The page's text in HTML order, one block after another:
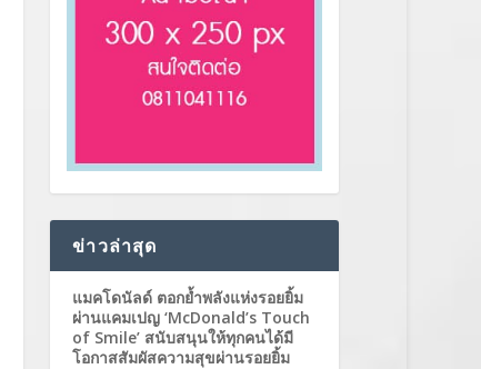
ข่าวล่าสุด
แมคโดนัลด์ ตอกย้ำพลังแห่งรอยยิ้ม
ผ่านแคมเปญ ‘McDonald’s Touch
of Smile’ สนับสนุนให้ทุกคนได้มี
โอกาสสัมผัสความสุขผ่านรอยยิ้ม